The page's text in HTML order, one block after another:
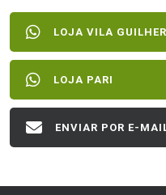
LOJA VILA
LOJA PARI
ENVIAR POR E-